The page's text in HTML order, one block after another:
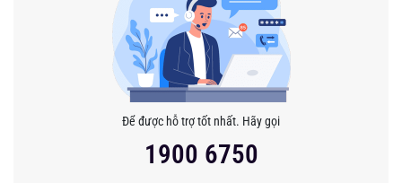
Để được hỗ trợ tốt nhất. Hãy gọi
1900 6750